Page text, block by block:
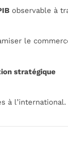
observable à
le
stratégique
à l’international.